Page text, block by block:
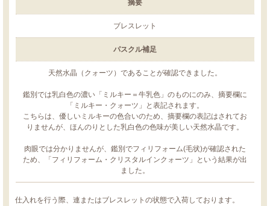
摘要
ブレスレット
パスクル補足
天然水晶（クォーツ）であることが確認できました。
鑑別では乳白色の濃い「ミルキー＝牛乳色」のものにのみ、摘要欄に
「ミルキー・クォーツ」と表記されます。
こちらは、優しいミルキーの色合いのため、摘要欄の表記はされてお
りませんが、ほんのりとした乳白色の色味が美しい天然水晶です。
肉眼では分かりませんが、鑑別でフィリフォーム(毛状)が確認された
ため、「フィリフォーム・クリスタルインクォーツ」という結果が出
ました。
仕入れを行う際、連またはブレスレットの状態で入荷しております。